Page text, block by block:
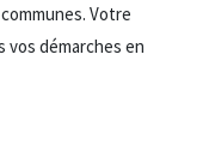
Votre
vos démarches en